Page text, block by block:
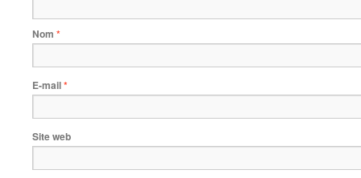
Nom *
E-mail*
Site web